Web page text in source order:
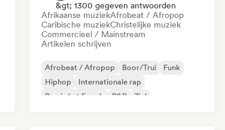
&gt; 1300 gegeven antwoorden
Afrikaanse muziekAfrobeat / Afropop
Caribische muziekChristelijke muziek
Commercieel / Mainstream
Artikelen schrijven
Afrobeat / Afropop Boor/Trui
Funk
Hiphop
Internationale rap
Rap in het Engels
R&B Ziel